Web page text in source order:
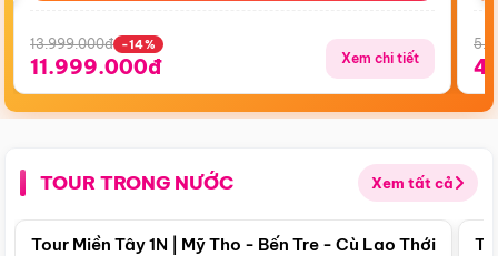
13.999.000đ -14%
11.999.000đ Xem chi tiết
TOUR TRONG NƯỚC Xem tất cả
Điểm nổi bật
Tour Miền Tây 1N | Mỹ Tho - Bến Tre - Cù Lao Thới